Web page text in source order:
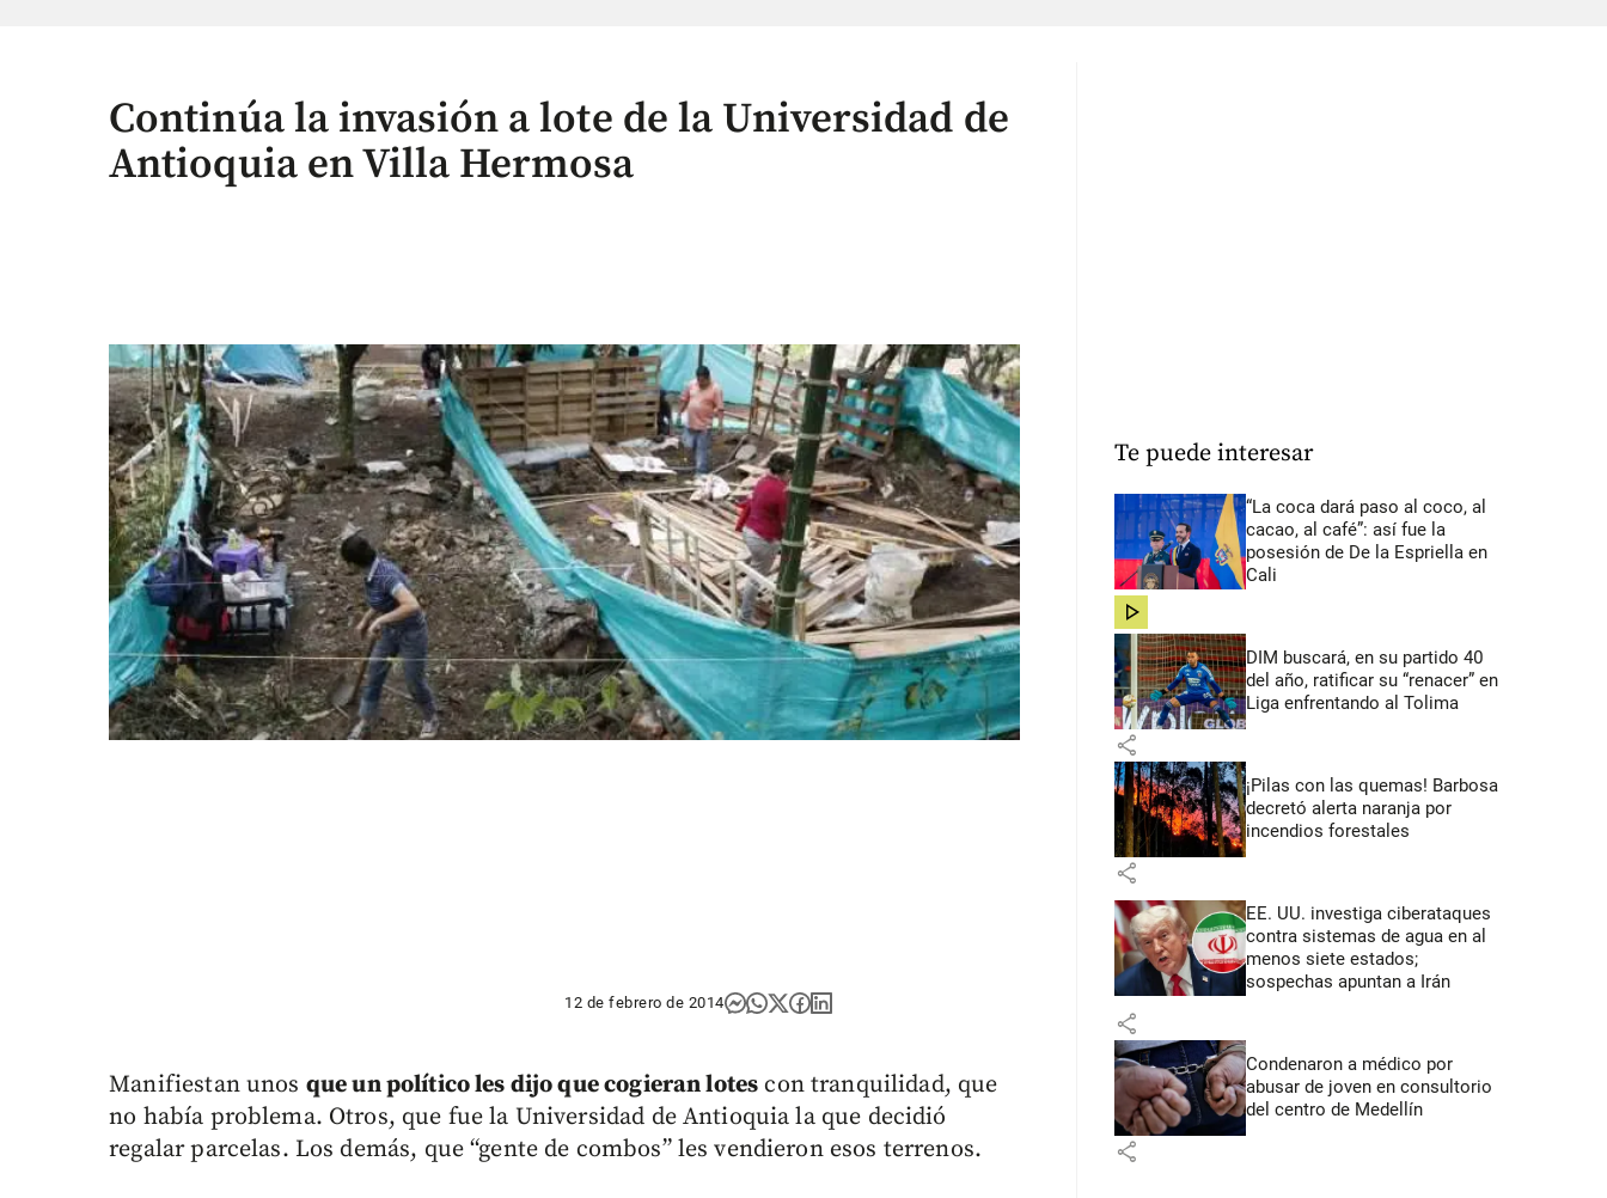
Continúa la invasión a lote de la Universidad de
Antioquia en Villa Hermosa
12 de febrero de 2014
Manifiestan unos que un político les dijo que cogieran lotes con tranquilidad, que
no había problema. Otros, que fue la Universidad de Antioquia la que decidió
regalar parcelas. Los demás, que “gente de combos” les vendieron esos terrenos.
Te puede interesar
“La coca dará paso al coco, al
cacao, al café”: así fue la
posesión de De la Espriella en
Cali
share
DIM buscará, en su partido 40
del año, ratificar su “renacer” en
Liga enfrentando al Tolima
share
¡Pilas con las quemas! Barbosa
decretó alerta naranja por
incendios forestales
share
EE. UU. investiga ciberataques
contra sistemas de agua en al
menos siete estados;
sospechas apuntan a Irán
share
Condenaron a médico por
abusar de joven en consultorio
del centro de Medellín
share